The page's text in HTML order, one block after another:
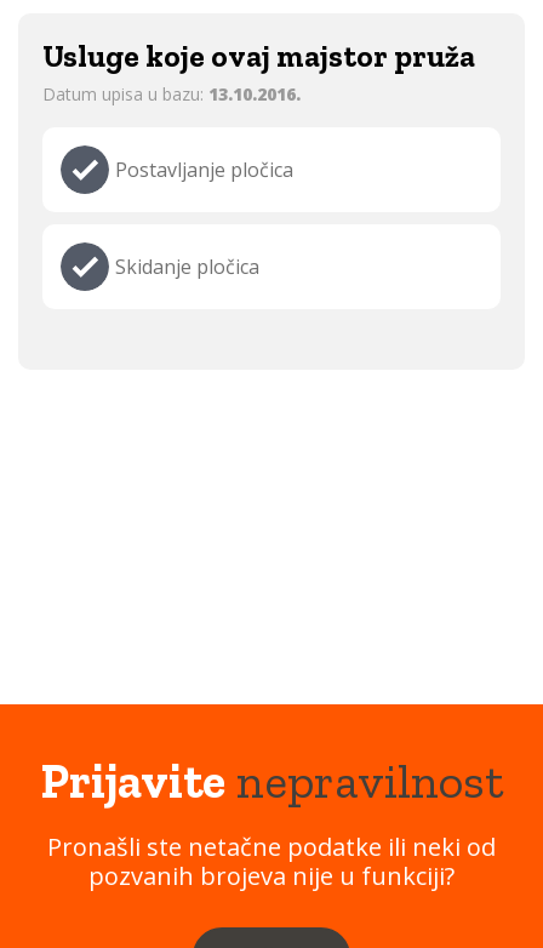
Usluge koje ovaj majstor pruža
Datum upisa u bazu: 13.10.2016.
Postavljanje pločica
Skidanje pločica
Prijavitenepravilnost
Pronašli ste netačne podatke ili neki od
pozvanih brojeva nije u funkciji?